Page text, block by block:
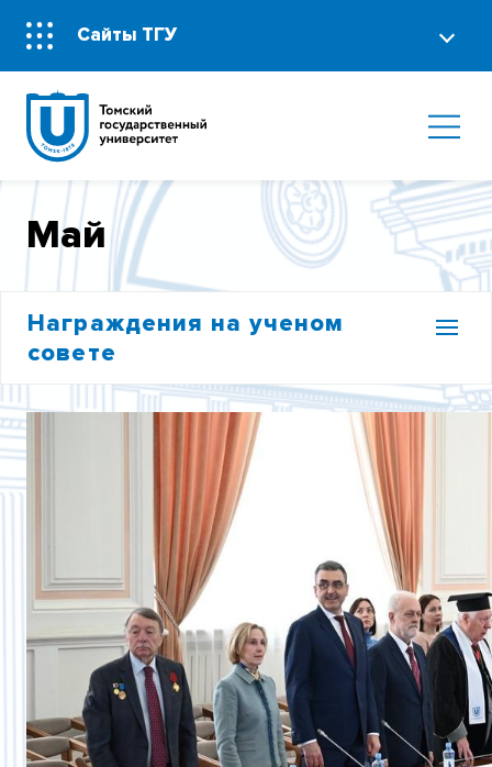
Сайты ТГУ
Май
Награждения на ученом
совете
ЯНВАРЬ
МАЙ
СЕНТЯБРЬ
ОКТЯБРЬ
НОЯБРЬ